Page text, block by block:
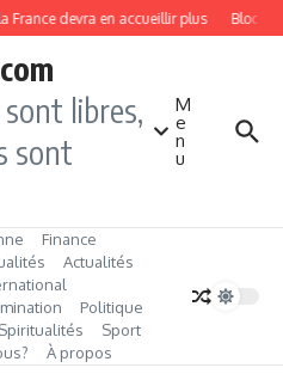
France devra en accueillir plus
libres,
sont
M
e
n
u
Finance
Actualités
Politique
Spiritualités
Sport
À propos